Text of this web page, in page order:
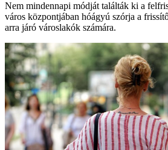
Nem mindennapi módját találták ki a
város központjában hóágyú szórja a
arra járó városlakók számára.